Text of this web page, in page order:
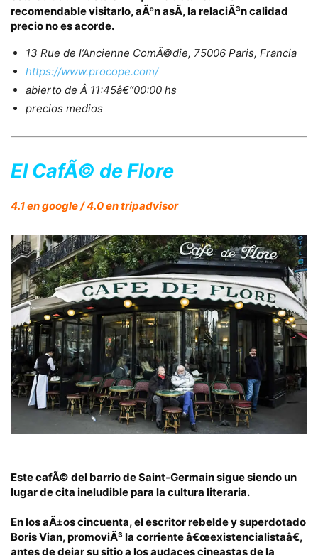
recomendable visitarlo, aÃºn asÃ­, la relaciÃ³n calidad
precio no es acorde.
13 Rue de l’Ancienne ComÃ©die, 75006 Paris, Francia
https://www.procope.com/
abierto de Â 11:45â€“00:00 hs
precios medios
El CafÃ© de Flore
4.1 en google / 4.0 en tripadvisor
Este cafÃ© del barrio deSaint-Germainsigue siendo un
lugar de cita ineludible para la cultura literaria.
En los aÃ±os cincuenta, el escritor rebelde y superdotado
Boris Vian, promoviÃ³ la corriente â€œexistencialistaâ€,
antes de dejar su sitio a los audaces cineastas de la